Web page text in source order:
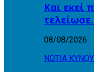
Και εκεί
08/08/2026
ΝΟΤΙΑ